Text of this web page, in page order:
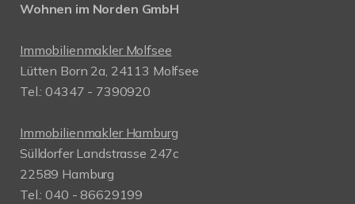
Wohnen im Norden GmbH
Immobilienmakler Molfsee
Lütten Born 2a, 24113 Molfsee
Tel.: 04347 - 7390920
Immobilienmakler Hamburg
Sülldorfer Landstrasse 247c
22589 Hamburg
Tel.: 040 - 86629199